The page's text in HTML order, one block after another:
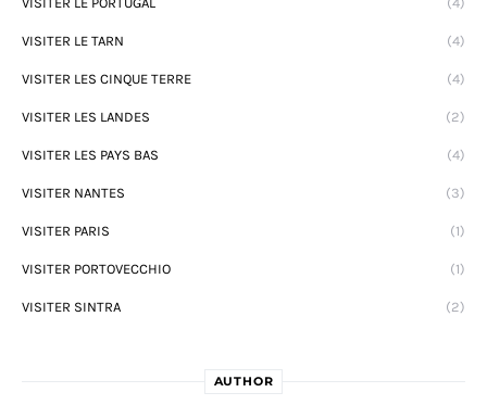
VISITER LE TARN (4)
VISITER LES CINQUE TERRE (4)
VISITER LES LANDES (2)
VISITER LES PAYS BAS (4)
VISITER NANTES (3)
VISITER PARIS (1)
VISITER PORTOVECCHIO (1)
VISITER SINTRA (2)
AUTHOR